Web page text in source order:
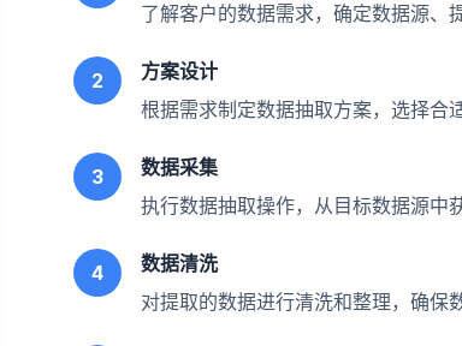
了解客户的数据需求，确定数据源、
2
方案设计
根据需求制定数据抽取方案，选择合
3
数据采集
执行数据抽取操作，从目标数据源中
4
数据清洗
对提取的数据进行清洗和整理，确保